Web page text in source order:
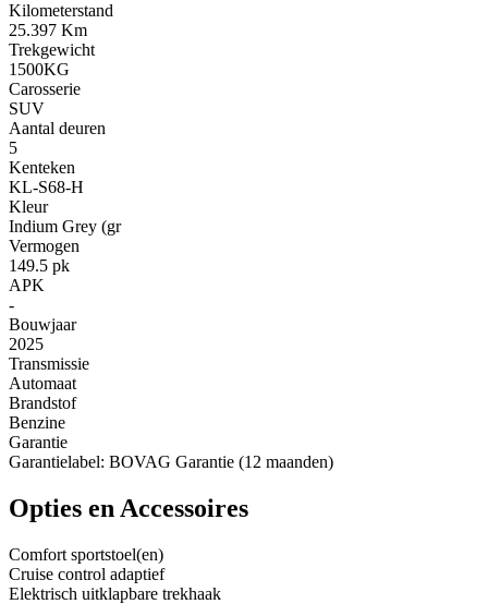
Kilometerstand
25.397 Km
Trekgewicht
1500KG
Carosserie
SUV
Aantal deuren
5
Kenteken
KL-S68-H
Kleur
Indium Grey (gr
Vermogen
149.5 pk
APK
-
Bouwjaar
2025
Transmissie
Automaat
Brandstof
Benzine
Garantie
Garantielabel: BOVAG Garantie (12 maanden)
Opties en Accessoires
Comfort sportstoel(en)
Cruise control adaptief
Elektrisch uitklapbare trekhaak